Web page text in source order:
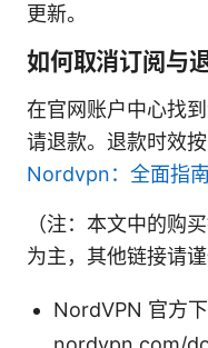
更新。
如何取消订阅与退
在官网账户中心找
请退款。退款时效
Nordvpn：全面指
（注：本文中的购
为主，其他链接请
NordVPN 官方